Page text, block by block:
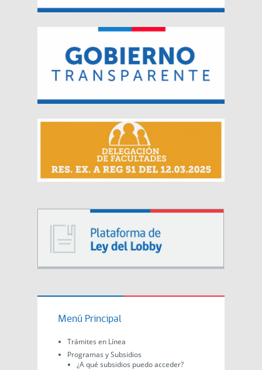
Menú Principal
Trámites en Línea
Programas y Subsidios
¿A qué subsidios puedo acceder?